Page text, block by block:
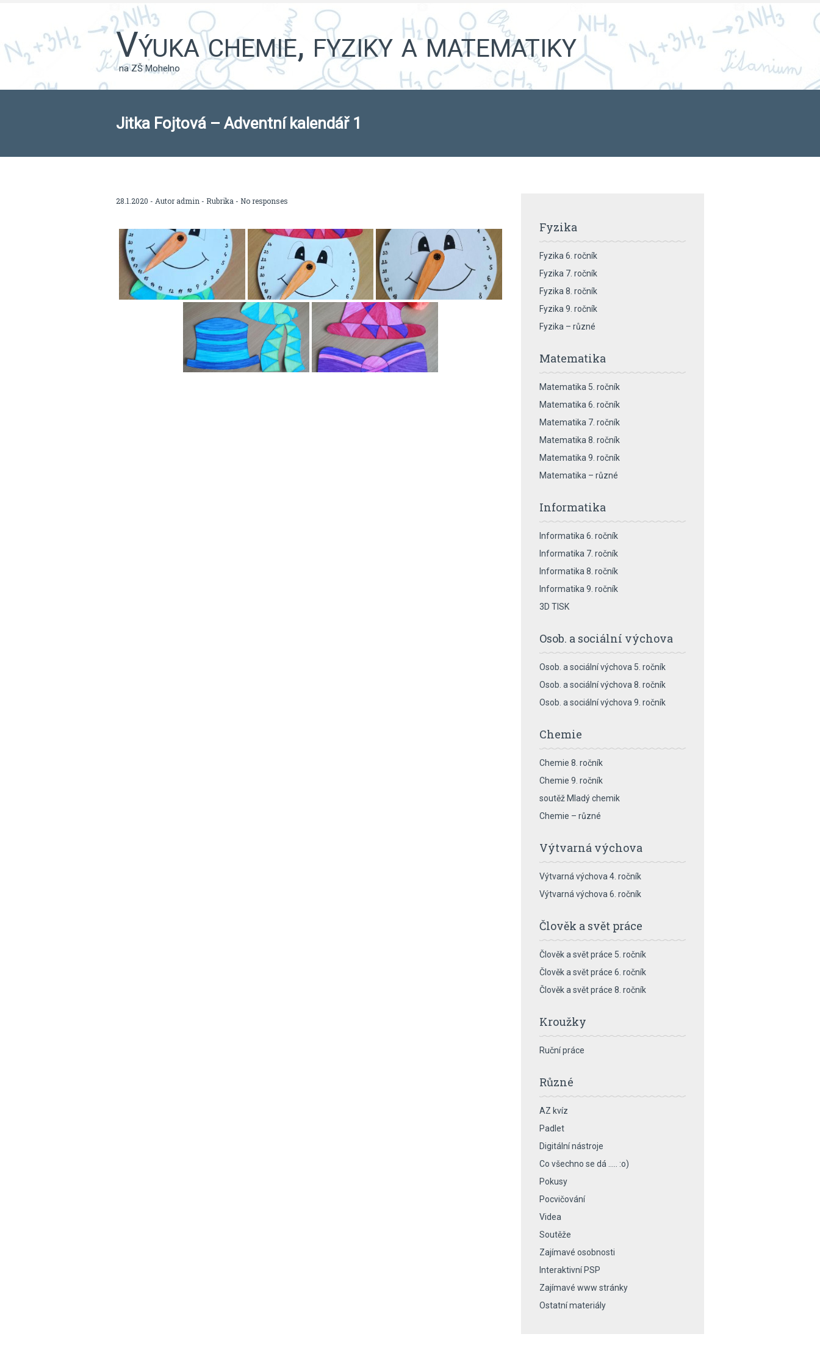
Výuka chemie, fyziky a matematiky
na ZŠ Mohelno
Jitka Fojtová – Adventní kalendář 1
28.1.2020 - Autor admin - Rubrika - No responses
Fyzika
Fyzika 6. ročník
Fyzika 7. ročník
Fyzika 8. ročník
Fyzika 9. ročník
Fyzika – různé
Matematika
Matematika 5. ročník
Matematika 6. ročník
Matematika 7. ročník
Matematika 8. ročník
Matematika 9. ročník
Matematika – různé
Informatika
Informatika 6. ročník
Informatika 7. ročník
Informatika 8. ročník
Informatika 9. ročník
3D TISK
Osob. a sociální výchova
Osob. a sociální výchova 5. ročník
Osob. a sociální výchova 8. ročník
Osob. a sociální výchova 9. ročník
Chemie
Chemie 8. ročník
Chemie 9. ročník
soutěž Mladý chemik
Chemie – různé
Výtvarná výchova
Výtvarná výchova 4. ročník
Výtvarná výchova 6. ročník
Člověk a svět práce
Člověk a svět práce 5. ročník
Člověk a svět práce 6. ročník
Člověk a svět práce 8. ročník
Kroužky
Ruční práce
Různé
AZ kvíz
Padlet
Digitální nástroje
Co všechno se dá ….. :o)
Pokusy
Pocvičování
Videa
Soutěže
Zajímavé osobnosti
Interaktivní PSP
Zajímavé www stránky
Ostatní materiály